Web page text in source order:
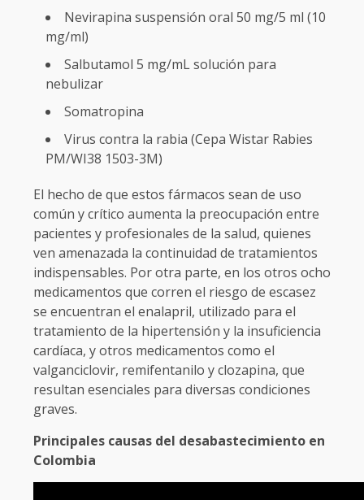
Nevirapina suspensión oral 50 mg/5 ml (10
mg/ml)
Salbutamol 5 mg/mL solución para
nebulizar
Somatropina
Virus contra la rabia (Cepa Wistar Rabies
PM/WI38 1503-3M)
El hecho de que estos fármacos sean de uso
común y crítico aumenta la preocupación entre
pacientes y profesionales de la salud, quienes
ven amenazada la continuidad de tratamientos
indispensables. Por otra parte, en los otros ocho
medicamentos que corren el riesgo de escasez
se encuentran el enalapril, utilizado para el
tratamiento de la hipertensión y la insuficiencia
cardíaca, y otros medicamentos como el
valganciclovir, remifentanilo y clozapina, que
resultan esenciales para diversas condiciones
graves.
Principales causas del desabastecimiento en
Colombia